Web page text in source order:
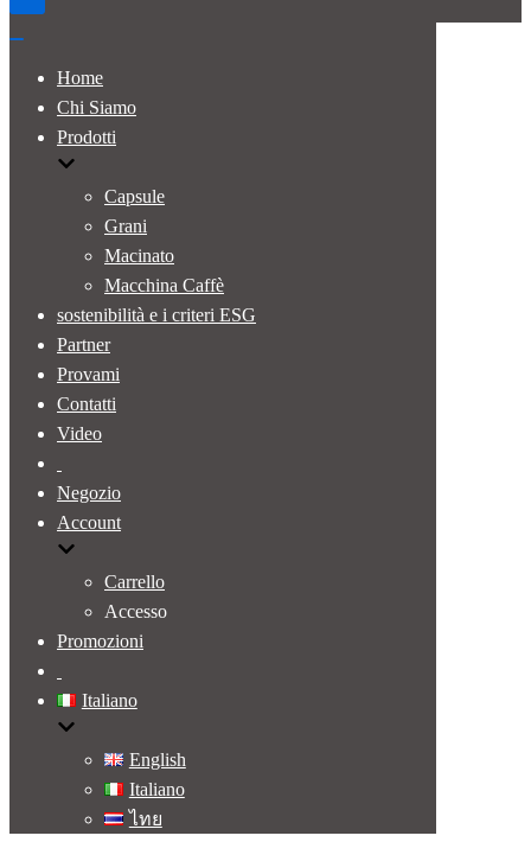
Home
Chi Siamo
Prodotti
Capsule
Grani
Macinato
Macchina Caffè
sostenibilità e i criteri ESG
Partner
Provami
Contatti
Video
Negozio
Account
Carrello
Accesso
Promozioni
Italiano
English
Italiano
ไทย